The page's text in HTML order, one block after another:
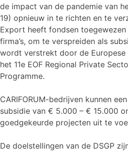
de impact van de pandemie van
19) opnieuw in te richten en te
Export heeft fondsen toegewezen
firma’s, om te verspreiden als
wordt verstrekt door de Europese
het 11e EOF Regional Private
Programme.
CARIFORUM-bedrijven kunnen
subsidie van € 5.000 – € 15.000
goedgekeurde projecten uit te
De doelstellingen van de DSGP